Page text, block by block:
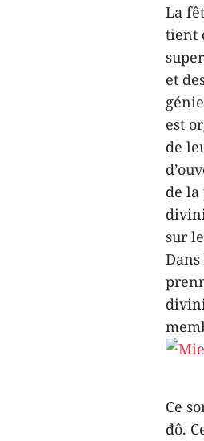
La
tient
et
est
de
de la
sur
Ce
đô.